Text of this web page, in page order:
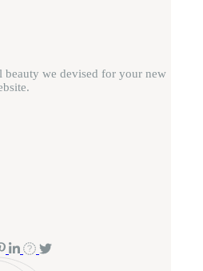
beauty we devised for your new